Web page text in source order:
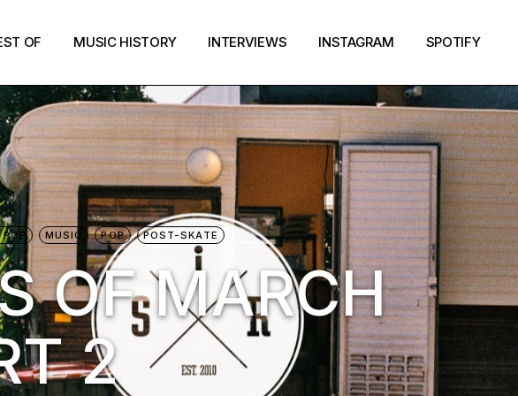
OF MUSIC HISTORY INTERVIEWS INSTAGRAM SPOTIFY
MUSIC POP POST-SKATE
OF MARCH
2